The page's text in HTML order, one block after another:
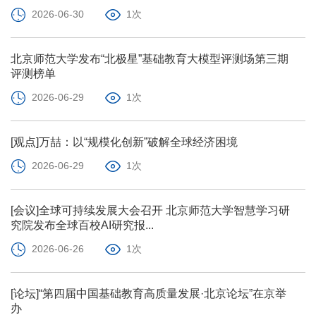
2026-06-30 1次
北京师范大学发布“北极星”基础教育大模型评测场第三期
评测榜单
2026-06-29 1次
[观点]万喆：以“规模化创新”破解全球经济困境
2026-06-29 1次
[会议]全球可持续发展大会召开 北京师范大学智慧学习研
究院发布全球百校AI研究报...
2026-06-26 1次
[论坛]“第四届中国基础教育高质量发展·北京论坛”在京举
办